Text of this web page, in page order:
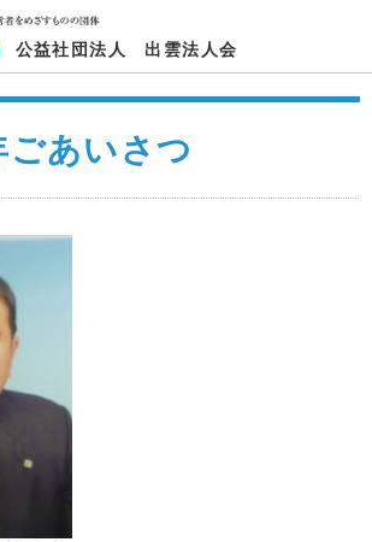
公益社団法人 出雲法人会
ごあいさつ